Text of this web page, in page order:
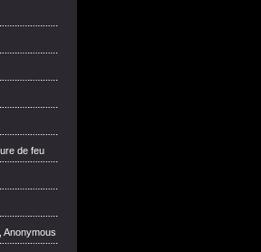
de feu
Anonymous